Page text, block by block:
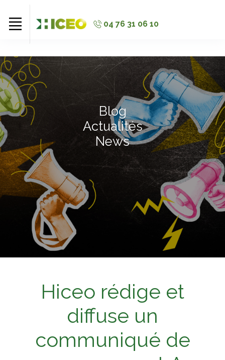
04 76 31 06 10
Blog
Actualités
News
Hiceo rédige et
diffuse un
communiqué de